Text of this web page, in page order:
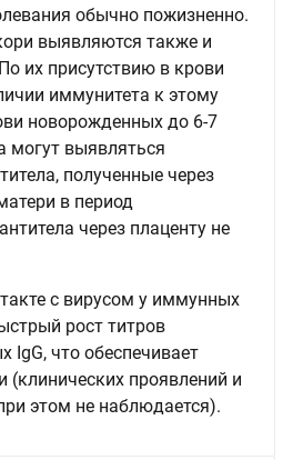
обычно пожизненно.
выявляются также и
их присутствию в крови
иммунитета к этому
новорожденных до 6-7
могут выявляться
полученные через
в период
через плаценту не
с вирусом у иммунных
рост титров
IgG, что обеспечивает
(клинических проявлений и
этом не наблюдается).